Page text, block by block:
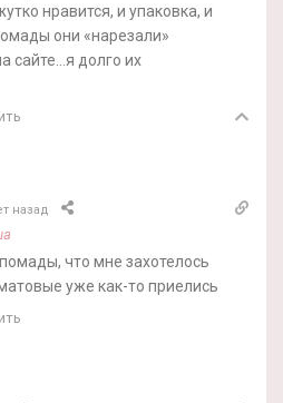
нравится, и упаковка, и
они «нарезали»
сайте…я долго их
назад
что мне захотелось
уже как-то приелись